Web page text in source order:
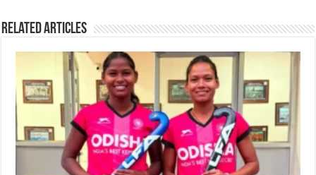
e
b
o
o
k
s
A
p
p
n
g
e
r
r ra
m
Related Articles